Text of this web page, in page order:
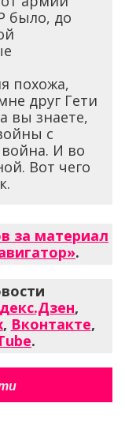
было, до
похожа,
друг Гети
вы знаете,
с
И во
Вот чего
за материал
.
,
, Вконтакте,
.